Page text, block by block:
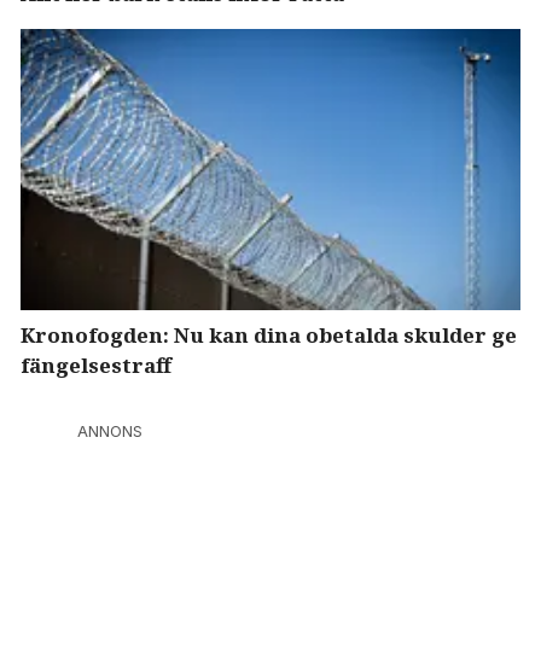
Kronofogden: Nu kan dina obetalda skulder ge
fängelsestraff
ANNONS